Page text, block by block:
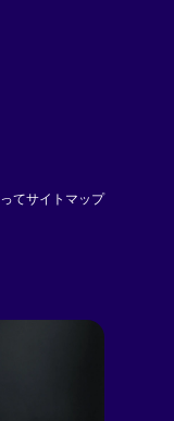
てサイトマップ